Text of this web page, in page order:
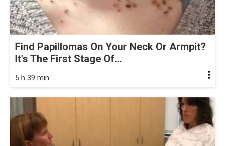
Find Papillomas On Your Neck Or Armpit?
It's The First Stage Of...
5 h 39 min